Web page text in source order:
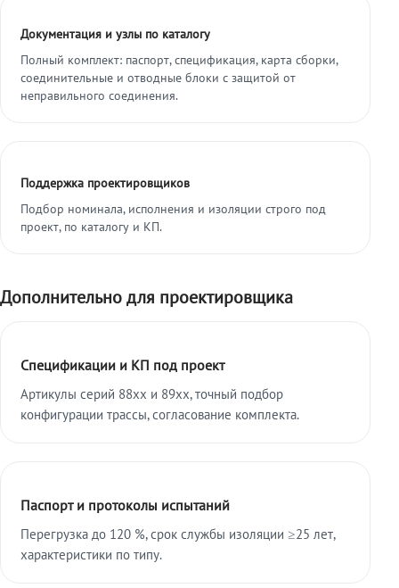
Документация и узлы по каталогу
Полный комплект: паспорт, спецификация, карта сборки,
соединительные и отводные блоки с защитой от
неправильного соединения.
Поддержка проектировщиков
Подбор номинала, исполнения и изоляции строго под
проект, по каталогу и КП.
Дополнительно для проектировщика
Спецификации и КП под проект
Артикулы серий 88xx и 89xx, точный подбор
конфигурации трассы, согласование комплекта.
Паспорт и протоколы испытаний
Перегрузка до 120 %, срок службы изоляции ≥25 лет,
характеристики по типу.